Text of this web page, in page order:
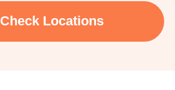
Check Locations